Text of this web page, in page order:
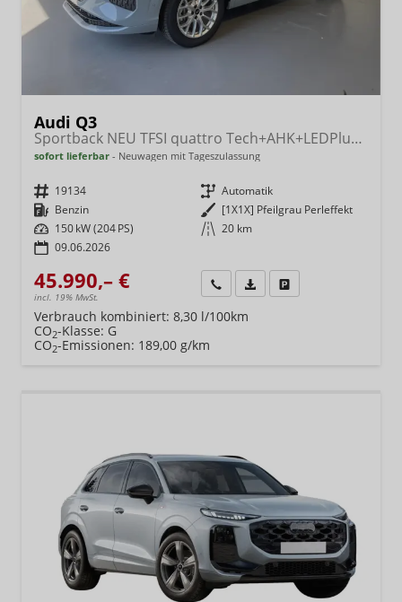
Audi Q3
Sportback NEU TFSI quattro Tech+AHK+LEDPlus+ACC+Kamera+Alu18+Volllack
sofort lieferbar Neuwagen mit Tageszulassung
Fahrzeugnr. 19134 Getriebe Automatik
Kraftstoff Benzin Außenfarbe [1X1X] Pfeilgrau Perleffekt
Leistung 150 kW (204 PS) Kilometerstand 20 km
09.06.2026
45.990,– €
incl. 19% MwSt.
Wir rufen Sie anFahrzeugexposé (PDF)
Verbrauch kombiniert: 8,30 l/100km
CO2-Klasse: G
CO2-Emissionen: 189,00 g/km